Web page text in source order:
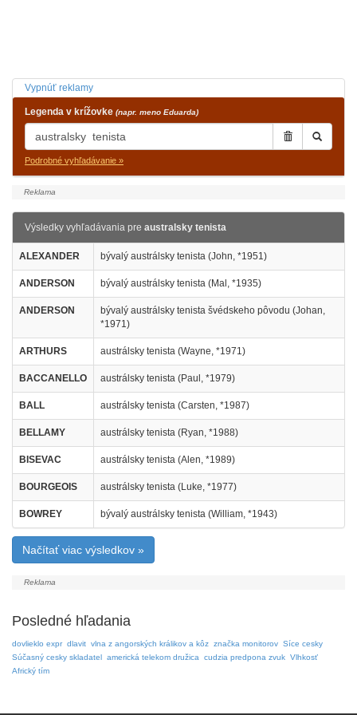
Vypnúť reklamy
Legenda v krížovke (napr. meno Eduarda)
Podrobné vyhľadávanie »
Výsledky vyhľadávania pre australsky tenista
ALEXANDER bývalý austrálsky tenista (John, *1951)
ANDERSON bývalý austrálsky tenista (Mal, *1935)
ANDERSON
bývalý austrálsky tenista švédskeho pôvodu (Johan,
*1971)
ARTHURS austrálsky tenista (Wayne, *1971)
BACCANELLO austrálsky tenista (Paul, *1979)
BALL austrálsky tenista (Carsten, *1987)
BELLAMY austrálsky tenista (Ryan, *1988)
BISEVAC austrálsky tenista (Alen, *1989)
BOURGEOIS austrálsky tenista (Luke, *1977)
BOWREY bývalý austrálsky tenista (William, *1943)
Načítať viac výsledkov »
Posledné hľadania
dovlieklo expr dlavit vlna z angorských králikov a kôz značka monitorov Síce cesky
Súčasný cesky skladatel americká telekom družica cudzia predpona zvuk Vlhkosť
Africký tím